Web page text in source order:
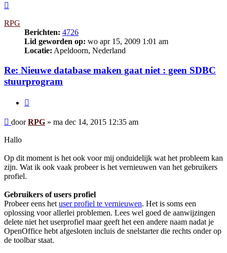
RPG
Berichten: 4726
Lid geworden op: wo apr 15, 2009 1:01 am
Locatie: Apeldoorn, Nederland
Re: Nieuwe database maken gaat niet : geen SDBC
stuurprogram
Bericht
doorRPG » ma dec 14, 2015 12:35 am
Hallo
Op dit moment is het ook voor mij onduidelijk wat het probleem kan
zijn. Wat ik ook vaak probeer is het vernieuwen van het gebruikers
profiel.
Gebruikers of users profiel
Probeer eens het user profiel te vernieuwen. Het is soms een
oplossing voor allerlei problemen. Lees wel goed de aanwijzingen
delete niet het userprofiel maar geeft het een andere naam nadat je
OpenOffice hebt afgesloten incluis de snelstarter die rechts onder op
de toolbar staat.